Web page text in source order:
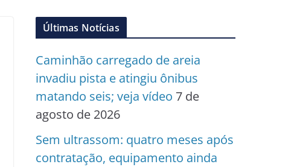
Últimas Notícias
Caminhão carregado de areia
invadiu pista e atingiu ônibus
matando seis; veja vídeo 7 de
agosto de 2026
Sem ultrassom: quatro meses após
contratação, equipamento ainda